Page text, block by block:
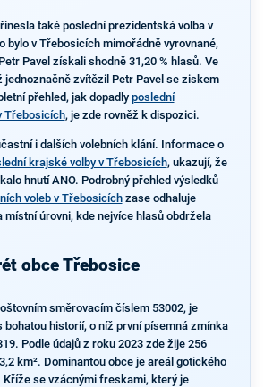
také poslední prezidentská volba v
bylo v Třebosicích mimořádně vyrovnané,
Pavel získali shodně 31,20 % hlasů. Ve
jednoznačně zvítězil Petr Pavel se ziskem
přehled, jak dopadly poslední
Třebosicích, je zde rovněž k dispozici.
i dalších volebních klání. Informace o
krajské volby v Třebosicích, ukazují, že
hnutí ANO. Podrobný přehled výsledků
voleb v Třebosicíchzase odhaluje
místní úrovni, kde nejvíce hlasů obdržela
obce Třebosice
směrovacím číslem 53002, je
bohatou historií, o níž první písemná zmínka
Podle údajů z roku 2023 zde žije 256
km². Dominantou obce je areál gotického
Kříže se vzácnými freskami, který je